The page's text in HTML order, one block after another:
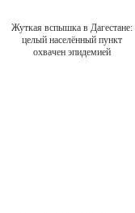
Жуткая вспышка в Дагестане:
целый населённый пункт
охвачен эпидемией